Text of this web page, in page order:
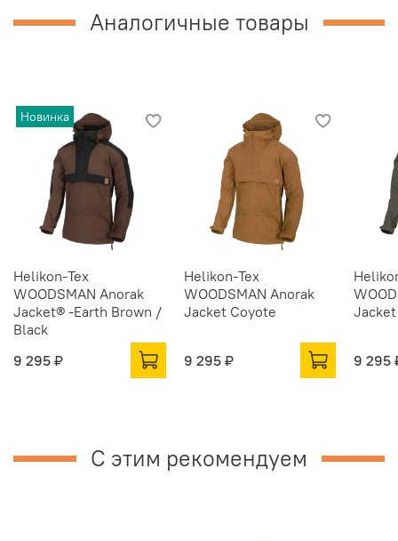
Аналогичные товары
Новинка
Helikon-Tex
WOODSMAN Anorak
Jacket® -Earth Brown /
Black
9 295 ₽
Helikon-Tex
WOODSMAN Anorak
Jacket Coyote
9 295 ₽
Jacket
9 295
С этим рекомендуем